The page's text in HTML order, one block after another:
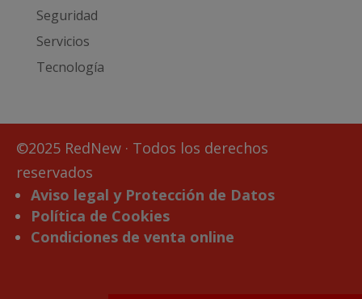
Seguridad
Servicios
Tecnología
©2025 RedNew · Todos los derechos
reservados
Aviso legal y Protección de Datos
Política de Cookies
Condiciones de venta online